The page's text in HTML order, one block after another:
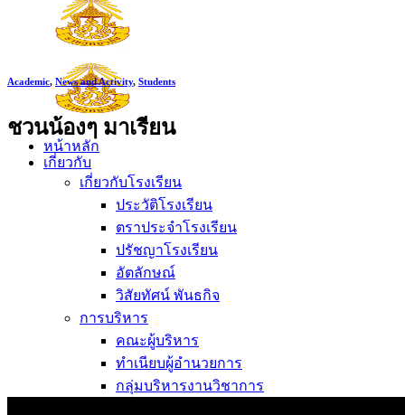
หน้าหลัก
เกี่ยวกับ
เกี่ยวกับโรงเรียน
ประวัติโรงเรียน
ตราประจำโรงเรียน
ปรัชญาโรงเรียน
อัตลักษณ์
วิสัยทัศน์ พันธกิจ
การบริหาร
คณะผู้บริหาร
ทำเนียบผู้อำนวยการ
กลุ่มบริหารงานวิชาการ
Academic, News and Activity, Students
ชวนน้องๆ มาเรียน